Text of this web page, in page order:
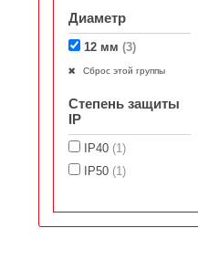
Диаметр
12 мм(3)
Сброс этой группы
Степень защиты
IP
IP40 (1)
IP50 (1)